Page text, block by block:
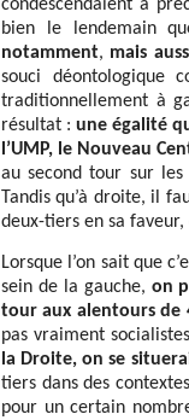
condescendaient à
bien le lendemain
notamment, mais
souci déontologique
traditionnellement à
résultat : une égalité
l’UMP, le Nouveau
au second tour sur les
Tandis qu’à droite, il
deux-tiers en sa
Lorsque l’on sait que
sein de la gauche, on
tour aux alentours de
pas vraiment
la Droite, on se
tiers dans des
pour un certain